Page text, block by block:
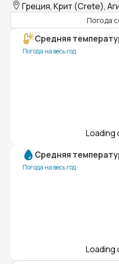
Греция, Крит (Crete),
Погода
Средняя
Погода на весь год
Loading
Средняя
Погода на весь год
Loading